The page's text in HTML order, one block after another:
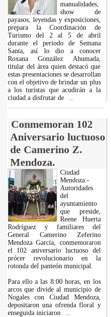
manualidades,
show de
payasos, leyendas y exposiciones,
prepara la Coordinación de
Turismo del 2 al 5 de abril
durante el periodo de Semana
Santa, así lo dio a conocer
Roxana González Ahumada,
titular del área quien destacó que
estas presentaciones se desarrollan
con el objetivo de brindar un plus
a los turistas que acudirán a la
ciudad a disfrutar de
Conmemoran 102
Aniversario luctuoso
de Camerino Z.
Mendoza.
Ciudad
Mendoza.-
Autoridades
del
ayuntamiento
que preside,
Reene Huerta
Rodríguez y familiares del
General Camerino Zeferino
Mendoza García, conmemoraron
el 102 aniversario luctuoso del
prócer revolucionario en la
rotonda del panteón municipal.
Para ello a las 8:00 horas, en los
arcos que divide al municipio de
Nogales con Ciudad Mendoza,
depositaron una ofrenda floral y
enseguida iniciaron